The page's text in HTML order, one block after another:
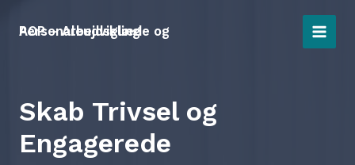
AOP – Arbejdsglæde og Personaleudvikling
Skab Trivsel og
Engagerede